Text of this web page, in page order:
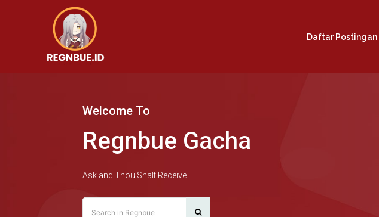
Daftar Postingan
Welcome To
Regnbue Gacha
Ask and Thou Shalt Receive.
Search in Regnbue